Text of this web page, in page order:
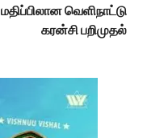
மதிப்பிலான வெளிநாட்டு
கரன்சி பறிமுதல்